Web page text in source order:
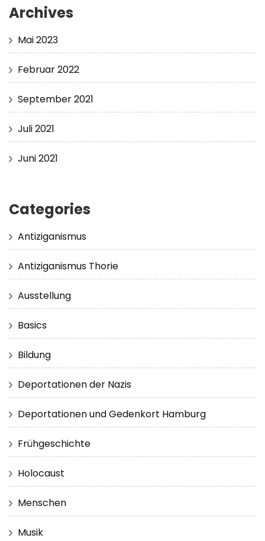
Archives
Mai 2023
Februar 2022
September 2021
Juli 2021
Juni 2021
Categories
Antiziganismus
Antiziganismus Thorie
Ausstellung
Basics
Bildung
Deportationen der Nazis
Deportationen und Gedenkort Hamburg
Frühgeschichte
Holocaust
Menschen
Musik